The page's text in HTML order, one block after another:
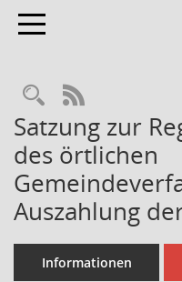
Toggle navigation
RSS-Feed
Satzung zur
des örtlichen
Auszahlung
Informationen